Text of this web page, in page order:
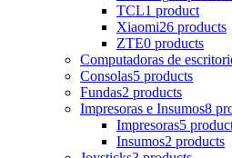
TCL1 product
Xiaomi26 products
ZTE0 products
Computadoras de
Consolas5 products
Fundas2 products
Impresoras e Insumos8
Impresoras5
Insumos2 products